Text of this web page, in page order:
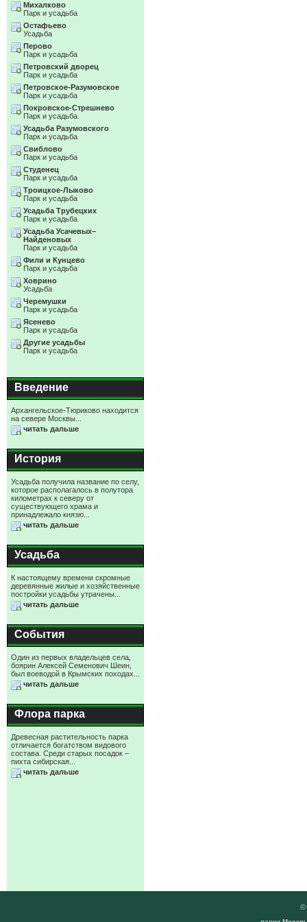
Михалково
Парк и усадьба
Остафьево
Усадьба
Перово
Парк и усадьба
Петровский дворец
Парк и усадьба
Петровское-Разумовское
Парк и усадьба
Покровское-Стрешнево
Парк и усадьба
Усадьба Разумовского
Парк и усадьба
Свиблово
Парк и усадьба
Студенец
Парк и усадьба
Троицкое-Лыково
Парк и усадьба
Усадьба Трубецких
Парк и усадьба
Усадьба Усачевых–
Найденовых
Парк и усадьба
Фили и Кунцево
Парк и усадьба
Ховрино
Усадьба
Черемушки
Парк и усадьба
Ясенево
Парк и усадьба
Другие усадьбы
Парк и усадьба
Введение
Архангельское-Тюриково находится
на севере Москвы...
читать дальше
История
Усадьба получила название по селу,
которое располагалось в полутора
километрах к северу от
существующего храма и
принадлежало князю...
читать дальше
Усадьба
К настоящему времени скромные
деревянные жилые и хозяйственные
постройки усадьбы утрачены...
читать дальше
События
Один из первых владельцев села,
боярин Алексей Семенович Шеин,
был воеводой в Крымских походах...
читать дальше
Флора парка
Древесная растительность парка
отличается богатством видового
состава. Среди старых посадок –
пихта сибирская...
читать дальше
©